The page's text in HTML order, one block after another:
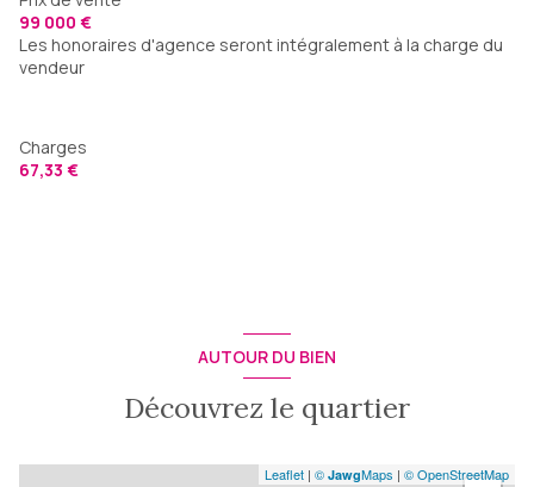
99 000 €
Les honoraires d'agence seront intégralement à la charge du
vendeur
Charges
67,33 €
AUTOUR DU BIEN
Découvrez le quartier
Leaflet | © JawgMaps | © OpenStreetMap